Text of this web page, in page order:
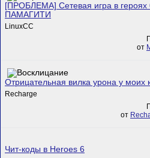
[ПРОБЛЕМА] Сетевая игра в героях
ПАМАГИТИ
LinuxCC
от
Отрицательная вилка урона у моих
Recharge
от
Чит-коды в Heroes 6